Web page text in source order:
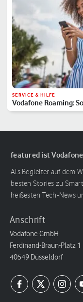
SERVICE & HILFE
Vodafone Roaming:
featured ist
Als Begleiter auf dem
besten Stories zu
heißesten Tech-News
Anschrift
Vodafone GmbH
Ferdinand-Braun-Platz 1
40549 Düsseldorf